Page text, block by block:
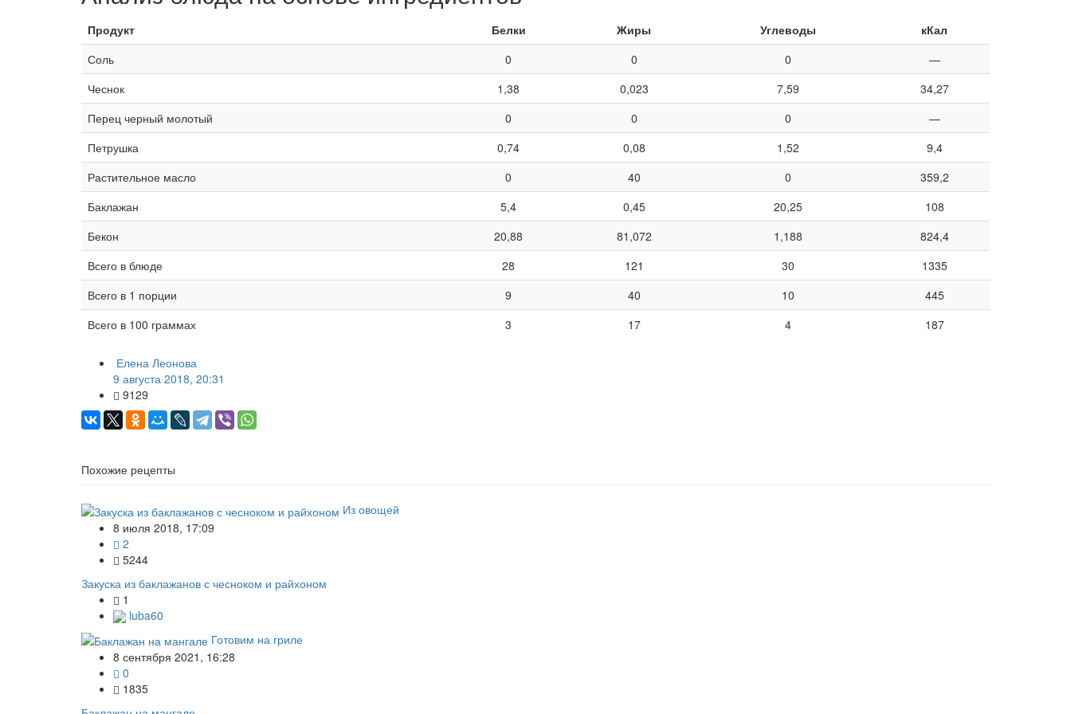
Продукт Белки Жиры Углеводы
кКал
Соль
0 0 0
—
Чеснок
1,38 0,023 7,59
34,27
Перец черный молотый
0 0 0
—
Петрушка
0,74 0,08 1,52
9,4
Растительное масло
0 40 0
359,2
Баклажан
5,4 0,45 20,25
108
Бекон
20,88 81,072 1,188
824,4
Всего в блюде
28 121 30
1335
Всего в 1 порции
9 40 10
445
Всего в 100 граммах
3 17 4 187
Елена Леонова
9 августа 2018, 20:31
9129
Похожие рецепты
Из овощей
8 июля 2018, 17:09
2
5244
Закуска из баклажанов с чесноком и райхоном
1
luba60
Готовим на гриле
8 сентября 2021, 16:28
0
1835